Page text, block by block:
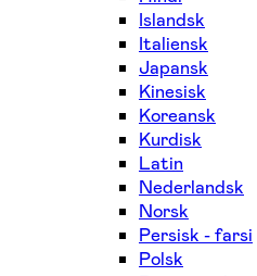
Islandsk
Italiensk
Japansk
Kinesisk
Koreansk
Kurdisk
Latin
Nederlandsk
Norsk
Persisk - farsi
Polsk